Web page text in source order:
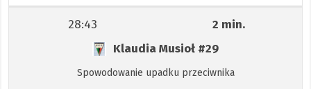
28:43
2 min.
Klaudia Musioł #29
Spowodowanie upadku przeciwnika